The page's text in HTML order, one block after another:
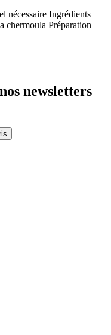
nécessaire Ingrédients
chermoula Préparation
newsletters